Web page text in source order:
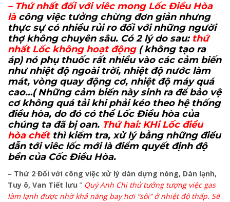
– Thứ nhất đối với viêc mong Lốc Điều Hòa
là công việc tưởng chừng đơn giản nhưng
thực sự có nhiều rủi ro đối với những người
thợ không chuyên sâu. Có 2 lý do sau: thứ
nhất Lốc không hoạt động( không tạo ra
áp) nó phụ thuốc rất nhiều vào các cảm biến
như nhiệt độ ngoài trời, nhiệt độ nước làm
mát, vòng quay động cơ, nhiệt độ máy quá
cao…( Những cảm biến này sinh ra để bảo vệ
cơ không quá tải khi phải kéo theo hệ thống
điều hòa, do đó có thể Lốc Điều hòa của
chúng ta đã bị oan. Thứ hai: KHi Lốc điều
hòa chếtthì kiểm tra, xử lý bằng những điều
dẫn tới viêc lốc mới là điểm quyết định độ
bền của Cốc Điều Hòa.
– Thứ 2 Đối với công việc xử lý dàn dựng nóng, Dàn lạnh,
Tuy ô, Van Tiết lưu ” Quý Anh Chị thử tưởng tượng việc gas
làm lạnh được nhờ khả năng bay hơi “sôi” ở nhiệt độ thấp. Sẽ